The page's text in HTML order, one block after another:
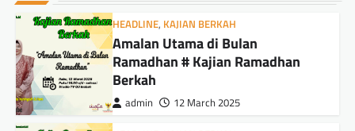
HEADLINE, KAJIAN BERKAH
Amalan Utama di Bulan
Ramadhan # Kajian Ramadhan
Berkah
admin 12 March 2025